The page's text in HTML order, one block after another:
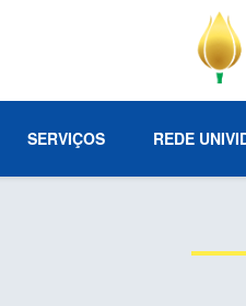
SERVIÇOS REDE